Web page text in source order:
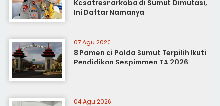
Kasatresnarkoba di Sumut Dimutasi,
Ini Daftar Namanya
07 Agu 2026
8 Pamen di Polda Sumut Terpilih Ikuti
Pendidikan Sespimmen TA 2026
04 Agu 2026